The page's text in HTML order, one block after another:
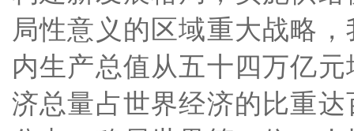
局性意义的区域重大战略
内生产总值从五十四万亿
济总量占世界经济的比重